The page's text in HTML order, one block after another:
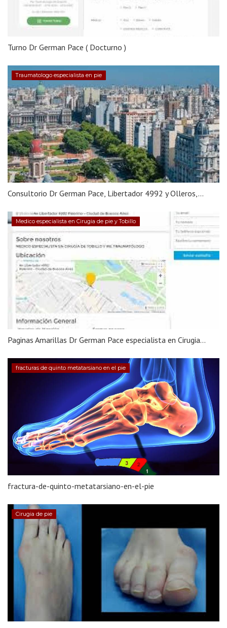
Turno Dr German Pace ( Docturno )
Traumatologo especialista en pie
Consultorio Dr German Pace, Libertador 4992 y Olleros,...
Medico especialista en Cirugia de pie y Tobillo
Paginas Amarillas Dr German Pace especialista en Cirugia...
fracturas de quinto metatarsiano en el pie
fractura-de-quinto-metatarsiano-en-el-pie
Cirugia de pie